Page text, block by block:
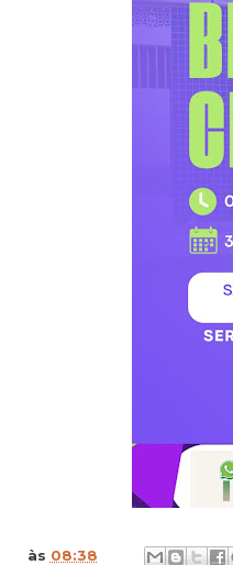
às 08:38